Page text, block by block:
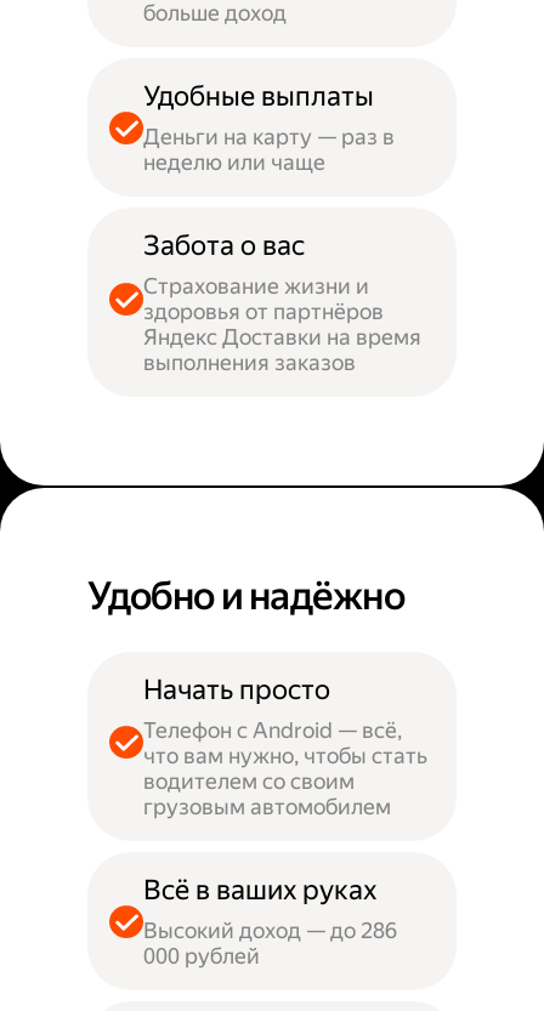
больше доход
Удобные выплаты
Деньги на карту — раз в
неделю или чаще
Забота о вас
Страхование жизни и
здоровья от партнёров
Яндекс Доставки на время
выполнения заказов
Удобно и надёжно
Начать просто
Телефон с Android — всё,
что вам нужно, чтобы стать
водителем со своим
грузовым автомобилем
Всё в ваших руках
Высокий доход — до 286
000 рублей